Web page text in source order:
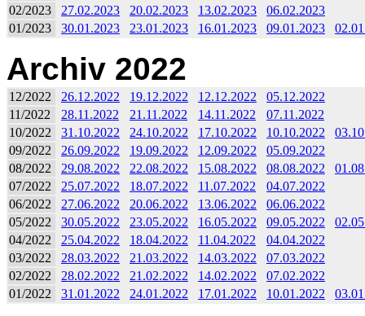
02/2023
27.02.2023 20.02.2023 13.02.2023
06.02.2023
01/2023
30.01.2023 23.01.2023 16.01.2023 09.01.2023
Archiv 2022
12/2022 26.12.2022 19.12.2022 12.12.2022
05.12.2022
11/2022
28.11.2022 21.11.2022 14.11.2022
07.11.2022
10/2022
31.10.2022 24.10.2022 17.10.2022 10.10.2022
09/2022
26.09.2022 19.09.2022 12.09.2022
05.09.2022
08/2022
29.08.2022 22.08.2022 15.08.2022 08.08.2022
07/2022
25.07.2022 18.07.2022 11.07.2022
04.07.2022
06/2022
27.06.2022 20.06.2022 13.06.2022
06.06.2022
05/2022
30.05.2022 23.05.2022 16.05.2022 09.05.2022
04/2022
25.04.2022 18.04.2022 11.04.2022
04.04.2022
03/2022
28.03.2022 21.03.2022 14.03.2022
07.03.2022
02/2022
28.02.2022 21.02.2022 14.02.2022
07.02.2022
01/2022
31.01.2022 24.01.2022 17.01.2022 10.01.2022